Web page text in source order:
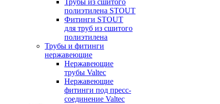
Трубы из сшитого
полиэтилена STOUT
Фитинги STOUT
для труб из сшитого
полиэтилена
Трубы и фитинги
нержавеющие
Нержавеющие
трубы Valtec
Нержавеющие
фитинги под пресс-
соединение Valtec